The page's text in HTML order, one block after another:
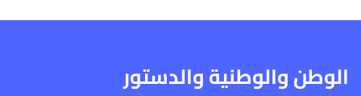
الوطن والوطنية والدستور